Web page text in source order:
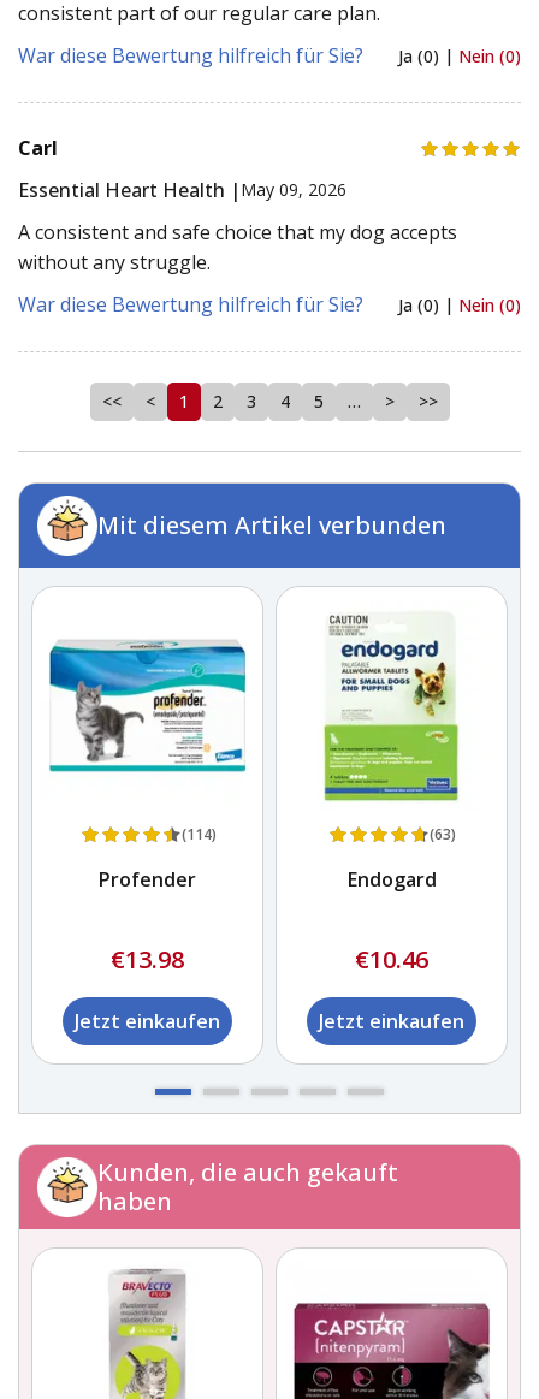
consistent part of our regular care plan.
War diese Bewertung hilfreich für Sie?
Ja (0) | Nein (0)
Carl
Essential Heart Health | May 09, 2026
A consistent and safe choice that my dog accepts
without any struggle.
War diese Bewertung hilfreich für Sie?
Ja (0) | Nein (0)
<< < 1 2 3 4 5 … > >>
Mit diesem Artikel verbunden
(114)
Profender
€13.98
Jetzt einkaufen
(63)
Endogard
€10.46
Jetzt einkaufen
Kunden, die auch gekauft
haben